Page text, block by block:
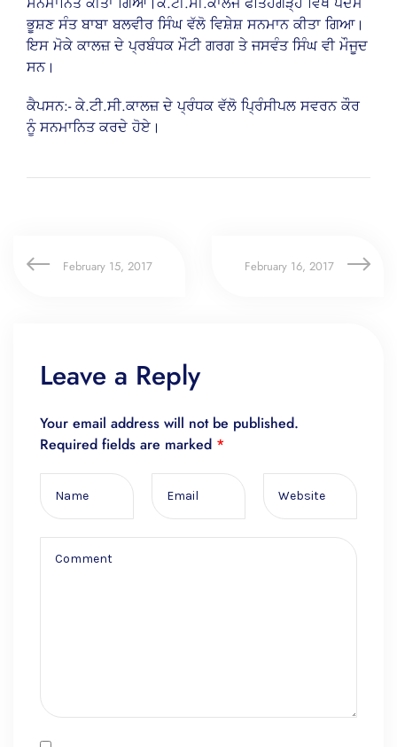
ਭੂਸ਼ਣ ਸੰਤ ਬਾਬਾ ਬਲਵੀਰ ਸਿੰਘ ਵੱਲੋ ਵਿਸ਼ੇਸ਼ ਸਨਮਾਨ ਕੀਤਾ ਗਿਆ।
ਇਸ ਮੋਕੇ ਕਾਲਜ਼ ਦੇ ਪ੍ਰਬੰਧਕ ਮੌਟੀ ਗਰਗ ਤੇ ਜਸਵੰਤ ਸਿੰਘ ਵੀ ਮੌਜੂਦ
ਸਨ।
ਕੈਪਸਨ:- ਕੇ.ਟੀ.ਸੀ.ਕਾਲਜ਼ ਦੇ ਪ੍ਰੰਧਕ ਵੱਲੋ ਪ੍ਰਿੰਸੀਪਲ ਸਵਰਨ ਕੌਰ
ਨੂੰ ਸਨਮਾਨਿਤ ਕਰਦੇ ਹੋਏ।
February 15, 2017 February 16, 2017
Leave a Reply
Your email address will not be published.
Required fields are marked *